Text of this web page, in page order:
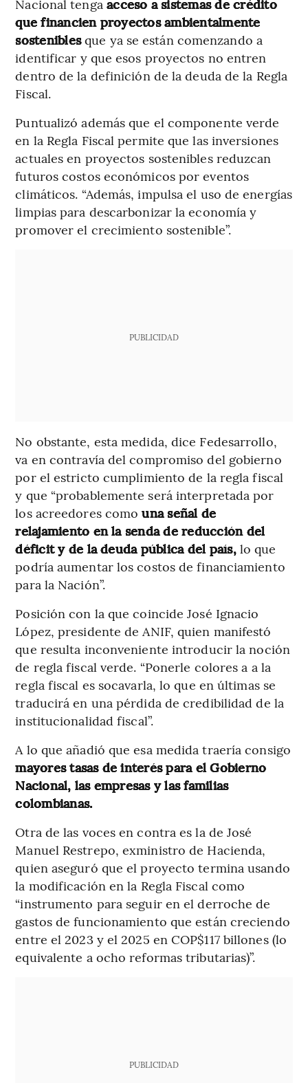
Nacional tengaacceso a sistemas de crédito
que financien proyectos ambientalmente
sosteniblesque ya se están comenzando a
identificar y que esos proyectos no entren
dentro de la definición de la deuda de la Regla
Fiscal.
Puntualizó además que el componente verde
en la Regla Fiscal permite que las inversiones
actuales en proyectos sostenibles reduzcan
futuros costos económicos por eventos
climáticos. “Además, impulsa el uso de energías
limpias para descarbonizar la economía y
promover el crecimiento sostenible”.
PUBLICIDAD
No obstante, esta medida, dice Fedesarrollo,
va en contravía del compromiso del gobierno
por el estricto cumplimiento de la regla fiscal
y que “probablemente será interpretada por
los acreedores comouna señal de
relajamiento en la senda de reducción del
déficit y de la deuda pública del país,lo que
podría aumentar los costos de financiamiento
para la Nación”.
Posición con la que coincide José Ignacio
López, presidente de ANIF, quien manifestó
que resulta inconveniente introducir la noción
de regla fiscal verde. “Ponerle colores a a la
regla fiscal es socavarla, lo que en últimas se
traducirá en una pérdida de credibilidad de la
institucionalidad fiscal”.
A lo que añadió que esa medida traería consigo
mayores tasas de interés para el Gobierno
Nacional, las empresas y las familias
colombianas.
Otra de las voces en contra es la de José
Manuel Restrepo, exministro de Hacienda,
quien aseguró que el proyecto termina usando
la modificación en la Regla Fiscal como
“instrumento para seguir en el derroche de
gastos de funcionamiento que están creciendo
entre el 2023 y el 2025 en COP$117 billones (lo
equivalente a ocho reformas tributarias)”.
PUBLICIDAD